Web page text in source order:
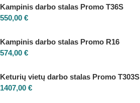
Kampinis darbo stalas Promo T36S
550,00 €
Kampinis darbo stalas Promo R16
574,00 €
Keturių vietų darbo stalas Promo T303S
1407,00 €